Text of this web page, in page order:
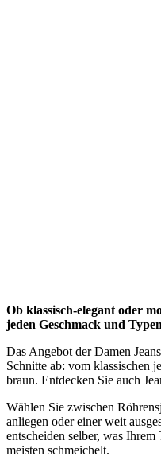
Ob klassisch-elegant oder
jeden Geschmack und
Das Angebot der Damen
Schnitte ab: vom klassischen
braun. Entdecken Sie auch
Wählen Sie zwischen
anliegen oder einer weit
entscheiden selber, was
meisten schmeichelt.